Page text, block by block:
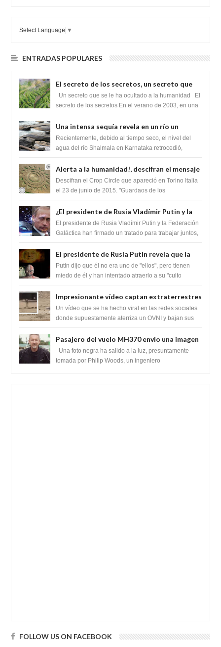
Select Language ▼
ENTRADAS POPULARES
El secreto de los secretos, un secreto que
cambiaría por completo el destino de la
humanidad
Un secreto que se le ha ocultado a la humanidad El
secreto de los secretos En el verano de 2003, en una
Una intensa sequía revela en un río un
impresionante hallazgo de miles de Shiva
Lingas
Recientemente, debido al tiempo seco, el nivel del
agua del río Shalmala en Karnataka retrocedió,
Alerta a la humanidad!, descifran el mensaje
del Crop Circle de Torino ,Italia
Descifran el Crop Circle que apareció en Torino Italia
el 23 de junio de 2015. "Guardaos de los
¿El presidente de Rusia Vladímir Putin y la
Federación Galactica han firmado un
tratado para acabar con los Sionistas?
El presidente de Rusia Vladímir Putin y la Federación
Galáctica han firmado un tratado para trabajar juntos,
El presidente de Rusia Putin revela que la
clase dominante en el mundo son los
híbridos reptiles
Putin dijo que él no era uno de "ellos", pero tienen
miedo de él y han intentado atraerlo a su "culto
Impresionante vídeo captan extraterrestres
bajando de un OVNI en Arabia Saudita
Un vídeo que se ha hecho viral en las redes sociales
donde supuestamente aterriza un OVNI y bajan sus
Pasajero del vuelo MH370 envio una imagen
y texto desde la Isla Diego Garcia
Una foto negra ha salido a la luz, presuntamente
tomada por Philip Woods, un ingeniero
FOLLOW US ON FACEBOOK